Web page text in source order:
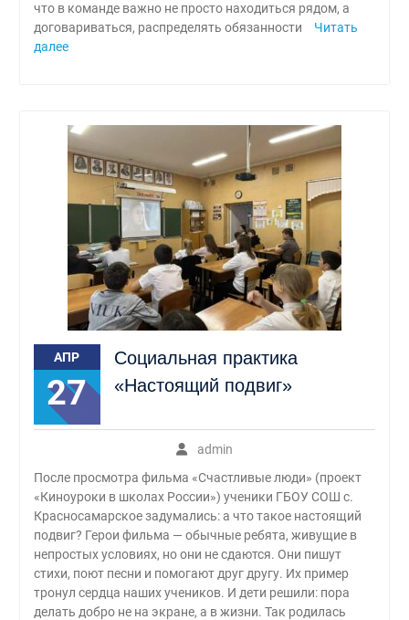
что в команде важно не просто находиться рядом, а
договариваться, распределять обязанности
Читать
далее
АПР
27
Социальная практика
«Настоящий подвиг»
admin
После просмотра фильма «Счастливые люди» (проект
«Киноуроки в школах России») ученики ГБОУ СОШ с.
Красносамарское задумались: а что такое настоящий
подвиг? Герои фильма — обычные ребята, живущие в
непростых условиях, но они не сдаются. Они пишут
стихи, поют песни и помогают друг другу. Их пример
тронул сердца наших учеников. И дети решили: пора
делать добро не на экране, а в жизни. Так родилась